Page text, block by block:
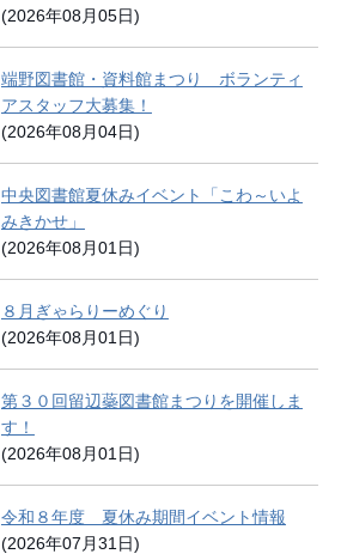
(2026年08月05日)
端野図書館・資料館まつり ボランティ
アスタッフ大募集！
(2026年08月04日)
中央図書館夏休みイベント「こわ～いよ
みきかせ」
(2026年08月01日)
８月ぎゃらりーめぐり
(2026年08月01日)
第３０回留辺蘂図書館まつりを開催しま
す！
(2026年08月01日)
令和８年度 夏休み期間イベント情報
(2026年07月31日)